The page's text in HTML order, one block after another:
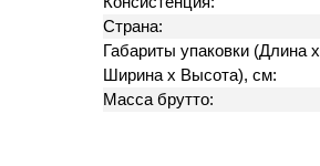
Страна:
Габариты упаковки (Длина х
Ширина х Высота), см:
Масса брутто: